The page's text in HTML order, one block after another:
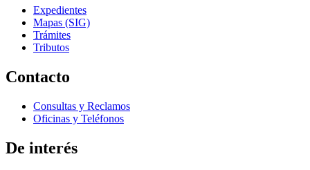
Expedientes
Mapas (SIG)
Trámites
Tributos
Contacto
Consultas y Reclamos
Oficinas y Teléfonos
De interés